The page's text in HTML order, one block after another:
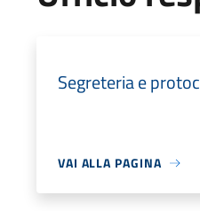
Segreteria e
VAI ALLA PAGINA